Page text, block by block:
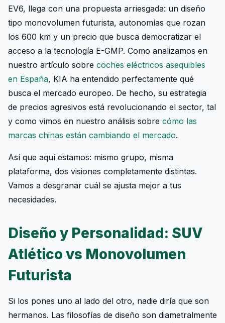
EV6, llega con una propuesta arriesgada: un diseño
tipo monovolumen futurista, autonomías que rozan
los 600 km y un precio que busca democratizar el
acceso a la tecnología E-GMP. Como analizamos en
nuestro artículo sobre coches eléctricos asequibles
en España, KIA ha entendido perfectamente qué
busca el mercado europeo. De hecho, su estrategia
de precios agresivos está revolucionando el sector, tal
y como vimos en nuestro análisis sobre cómo las
marcas chinas están cambiando el mercado.
Así que aquí estamos: mismo grupo, misma
plataforma, dos visiones completamente distintas.
Vamos a desgranar cuál se ajusta mejor a tus
necesidades.
Diseño y Personalidad: SUV
Atlético vs Monovolumen
Futurista
Si los pones uno al lado del otro, nadie diría que son
hermanos. Las filosofías de diseño son diametralmente